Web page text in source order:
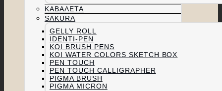
ΚΑΒΑΛΈΤΑ
SAKURA
GELLY ROLL
IDENTI-PEN
KOI BRUSH PENS
KOI WATER COLORS SKETCH BOX
PEN TOUCH
PEN TOUCH CALLIGRAPHER
PIGMA BRUSH
PIGMA MICRON